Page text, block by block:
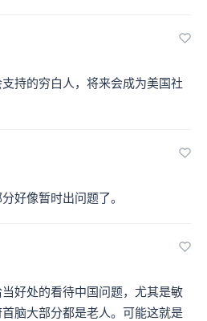
持的穷白人，将来会成为美国社
好像暂时出问题了。
好处的看待中国问题，尤其是敏
脑大部分都是老人。可能这就是